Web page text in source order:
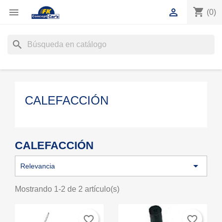
 shopping_cart (0)

search
CALEFACCIÓN
CALEFACCIÓN
Relevancia 
Mostrando 1-2 de 2 artículo(s)
favorite_border favorite_border